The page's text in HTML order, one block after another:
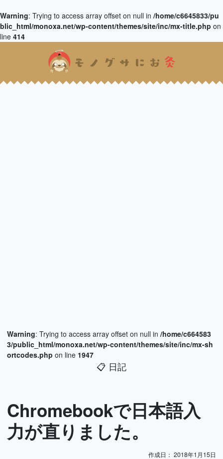
Warning: Trying to access array offset on null in /home/c6645833/pu
blic_html/monoxa.net/wp-content/themes/site/inc/mx-title.php on
line 414
Warning: Trying to access array offset on null in /home/c664583
3/public_html/monoxa.net/wp-content/themes/site/inc/mx-sh
ortcodes.php on line 1947
📋 日記
Chromebookで日本語入
力が直りました。
作成日： 2018年1月15日